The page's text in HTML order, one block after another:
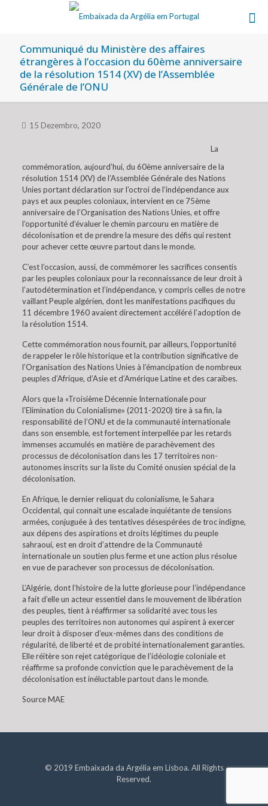
Communiqué du Ministère des affaires
étrangères à l’occasion du 60ème anniversaire
de la résolution 1514 (XV) de l’Assemblée
Générale de l’ONU
15 Dezembro, 2020
La
commémoration, aujourd’hui, du 60ème anniversaire de la
résolution 1514 (XV) de l’Assemblée Générale des Nations
Unies portant déclaration sur l’octroi de l’indépendance aux
pays et aux peuples coloniaux, intervient en ce 75ème
anniversaire de l’Organisation des Nations Unies, et offre
l’opportunité d’évaluer le chemin parcouru en matière de
décolonisation et de prendre la mesure des défis qui restent
pour achever cette œuvre partout dans le monde.
C’est l’occasion, aussi, de commémorer les sacrifices consentis
par les peuples coloniaux pour la reconnaissance de leur droit à
l’autodétermination et l’indépendance, y compris celles de notre
vaillant Peuple algérien, dont les manifestations pacifiques du
11 décembre 1960 avaient directement accéléré l’adoption de
la résolution 1514.
Cette commémoration nous fournit, par ailleurs, l’opportunité
de rappeler le rôle historique et la contribution significative de
l’Organisation des Nations Unies à l’émancipation de nombreux
peuples d’Afrique, d’Asie et d’Amérique Latine et des caraïbes.
Alors que la «Troisième Décennie Internationale pour
l’Elimination du Colonialisme» (2011-2020) tire à sa fin, la
responsabilité de l’ONU et de la communauté internationale
dans son ensemble, est fortement interpellée par les retards
immenses accumulés en matière de parachèvement des
processus de décolonisation dans les 17 territoires non-
autonomes inscrits sur la liste du Comité onusien spécial de la
décolonisation.
En Afrique, le dernier reliquat du colonialisme, le Sahara
Occidental, qui connait une escalade inquiétante de tensions
armées, conjuguée à des tentatives désespérées de troc indigne,
aux dépens des aspirations et droits légitimes du peuple
sahraoui, est en droit d’attendre de la Communauté
internationale un soutien plus ferme et une action plus résolue
en vue de parachever son processus de décolonisation.
L’Algérie, dont l’histoire de la lutte glorieuse pour l’indépendance
a fait d’elle un acteur essentiel dans le mouvement de libération
des peuples, tient à réaffirmer sa solidarité avec tous les
peuples des territoires non autonomes qui aspirent à exercer
leur droit à disposer d’eux-mêmes dans des conditions de
régularité, de liberté et de probité internationalement garanties.
Elle réitère son rejet catégorique de l’idéologie coloniale et
réaffirme sa profonde conviction que le parachèvement de la
décolonisation est inéluctable partout dans le monde.
Source MAE
© 2019 Embaixada da Argélia em Lisboa. All Rights
Reserved.